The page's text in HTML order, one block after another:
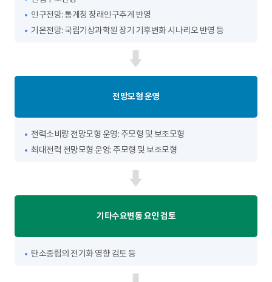
인구전망: 통계청 장래인구추계 반영
기온전망: 국립기상과학원 장기 기후변화 시나리오 반영 등
전망모형 운영
전력소비량 전망모형 운영: 주모형 및 보조모형
최대전력 전망모형 운영: 주모형 및 보조모형
기타수요변동 요인 검토
탄소중립의 전기화 영향 검토 등